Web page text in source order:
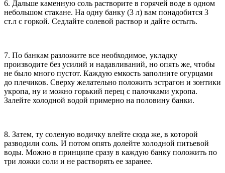
6. Дальше каменную соль растворите в горячей воде в одном
небольшом стакане. На одну банку (3 л) вам понадобится 3
ст.л с горкой. Седлайте солевой раствор и дайте остыть.
7. По банкам разложите все необходимое, укладку
производите без усилий и надавливаний, но опять же, чтобы
не было много пустот. Каждую емкость заполните огурцами
до плечиков. Сверху желательно положить эстрагон и зонтики
укропа, ну и можно горький перец с палочками укропа.
Залейте холодной водой примерно на половину банки.
8. Затем, ту соленую водичку влейте сюда же, в которой
разводили соль. И потом опять долейте холодной питьевой
воды. Можно в принципе сразу в каждую банку положить по
три ложки соли и не растворять ее заранее.